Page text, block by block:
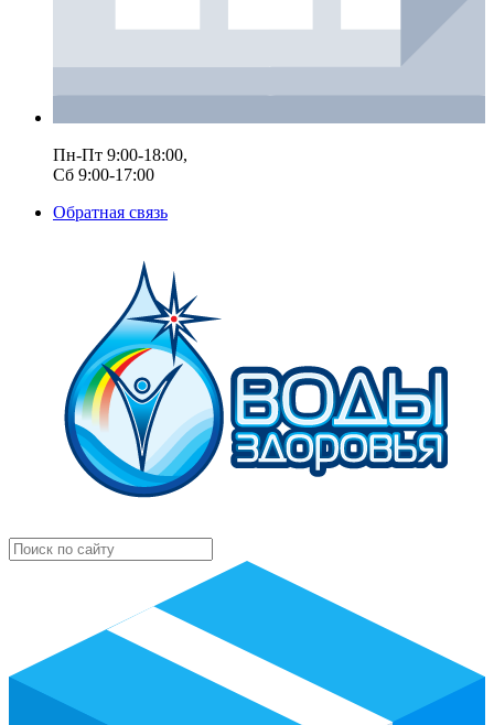
Пн-Пт 9:00-18:00,
Сб 9:00-17:00
Обратная связь